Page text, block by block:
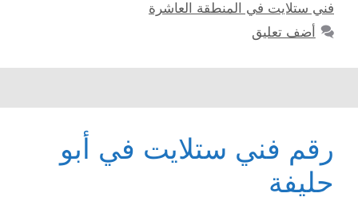
فني ستلايت في المنطقة العاشرة
أضف تعليق
رقم فني ستلايت في أبو
حليفة